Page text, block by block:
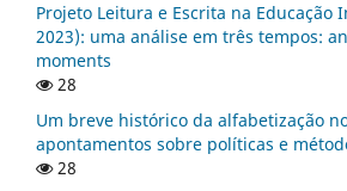
Projeto Leitura e Escrita na Educação
2023): uma análise em três tempos:
moments
28
Um breve histórico da alfabetização
apontamentos sobre políticas e
28